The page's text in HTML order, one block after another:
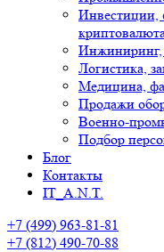
Инвестиции,
Инжиниринг,
Логистика,
Медицина,
Продажи
Военно-
Подбор
Блог
Контакты
IT_A.N.T.
+7 (499) 963-81-81
+7 (812) 490-70-88